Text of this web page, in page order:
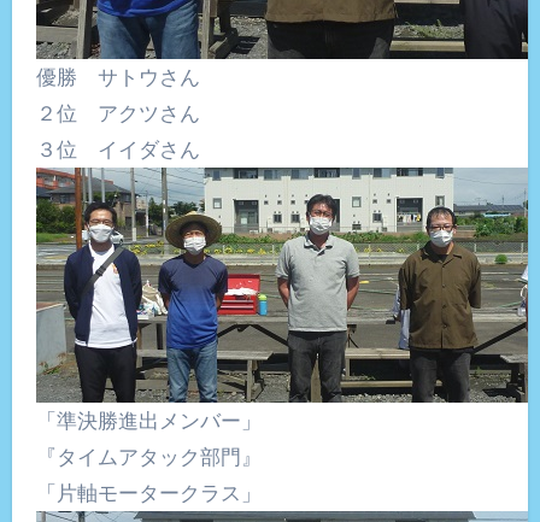
優勝 サトウさん
２位 アクツさん
３位 イイダさん
「準決勝進出メンバー」
『タイムアタック部門』
「片軸モータークラス」